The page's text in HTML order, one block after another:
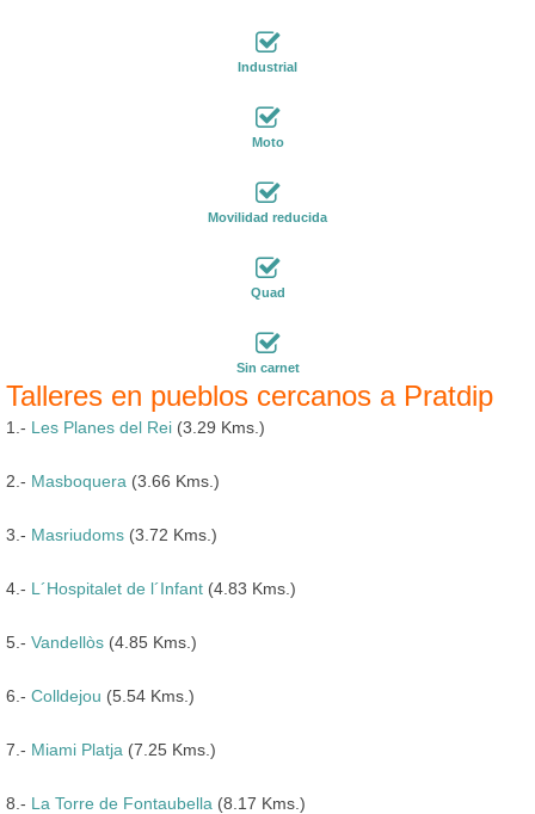
Industrial
Moto
Movilidad reducida
Quad
Sin carnet
Talleres en pueblos cercanos a Pratdip
1.- Les Planes del Rei (3.29 Kms.)
2.- Masboquera (3.66 Kms.)
3.- Masriudoms (3.72 Kms.)
4.- L´Hospitalet de l´Infant (4.83 Kms.)
5.- Vandellòs (4.85 Kms.)
6.- Colldejou (5.54 Kms.)
7.- Miami Platja (7.25 Kms.)
8.- La Torre de Fontaubella (8.17 Kms.)